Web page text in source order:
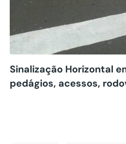
Sinalização Horizontal
pedágios, acessos,